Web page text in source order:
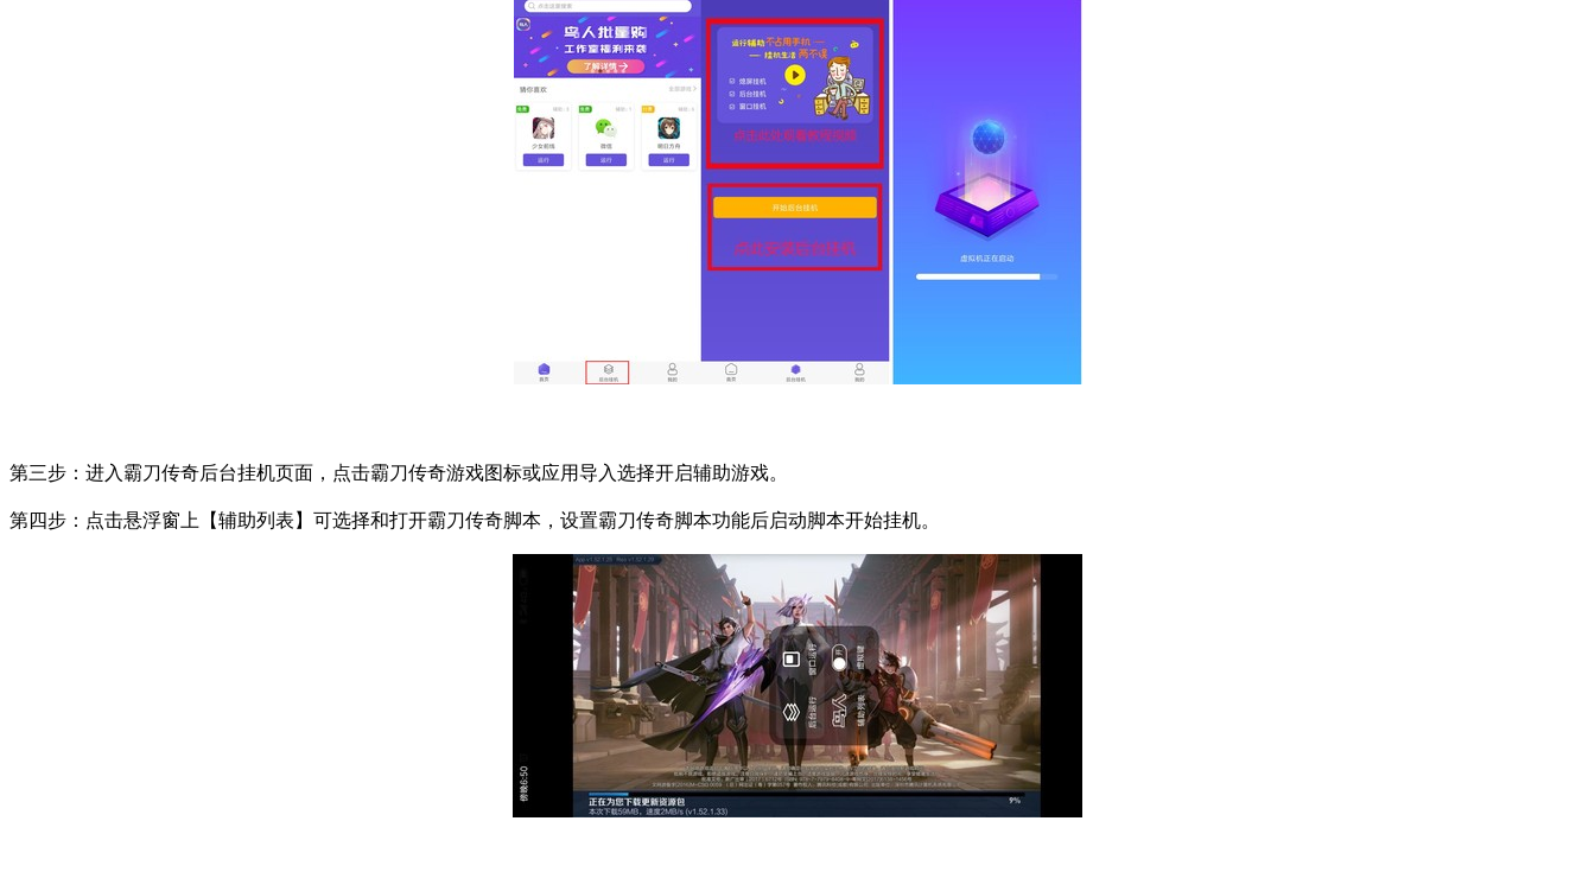
第三步：进入霸刀传奇后台挂机页面，点击霸刀传奇游戏图标或应用导入选择开启辅助游戏。
第四步：点击悬浮窗上【辅助列表】可选择和打开霸刀传奇脚本，设置霸刀传奇脚本功能后启动脚本开始挂机。